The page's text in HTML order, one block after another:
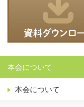
本会について
本会について